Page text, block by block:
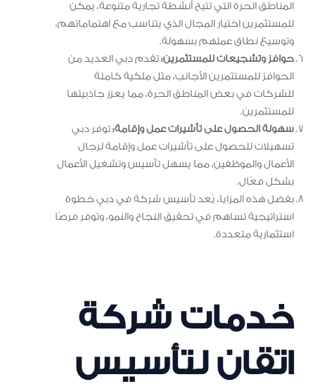
المناطق الحرة التي تتيح أنشطة تجارية متنوعة، يمكن
للمستثمرين اختيار المجال الذي يتناسب مع اهتماماتهم،
وتوسيع نطاق عملهم بسهولة.
حوافز وتشجيعات للمستثمرين:تقدم دبي العديد من
الحوافز للمستثمرين الأجانب، مثل ملكية كاملة
للشركات في بعض المناطق الحرة، مما يعزز جاذبيتها
للمستثمرين.
سهولة الحصول على تأشيرات عمل وإقامة:توفر دبي
تسهيلات للحصول على تأشيرات عمل وإقامة لرجال
الأعمال والموظفين، مما يسهل تأسيس وتشغيل الأعمال
بشكل فعّال.
بفضل هذه المزايا، يُعد تأسيس شركة في دبي خطوة
استراتيجية تساهم في تحقيق النجاح والنمو، وتوفر فرصًا
استثمارية متعددة.
خدمات شركة
اتقان لتأسيس